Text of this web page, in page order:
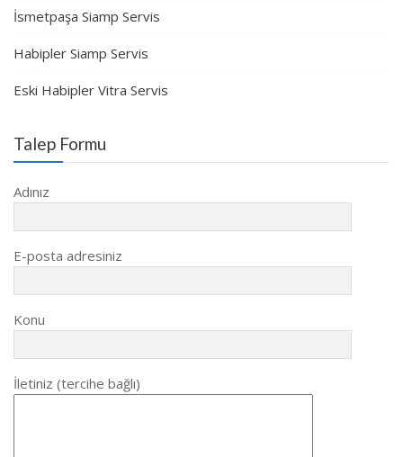
İsmetpaşa Siamp Servis
Habipler Siamp Servis
Eski Habipler Vitra Servis
Talep Formu
Adınız
E-posta adresiniz
Konu
İletiniz (tercihe bağlı)